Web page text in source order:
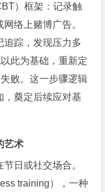
）框架：记录触
络上赌博广告。
追踪，发现压力多
此为基础，重新定
败。这一步骤逻辑
，奠定后续应对基
艺术
日或社交场合。
training），一种